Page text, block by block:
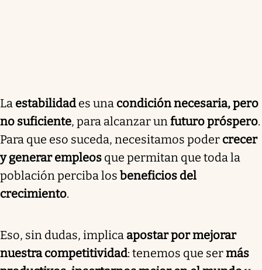
La estabilidades una condición necesaria, pero
no suficiente, para alcanzar un futuro próspero.
Para que eso suceda, necesitamos poder crecer
y generar empleos que permitan que toda la
población perciba los beneficios del
crecimiento.
Eso, sin dudas, implica apostar por mejorar
nuestra competitividad: tenemos que sermás